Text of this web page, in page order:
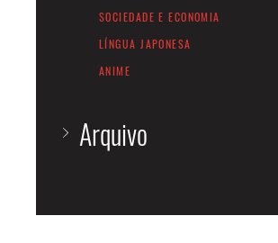
SOCIEDADE E ECONOMIA
LÍNGUA JAPONESA
ANIME
Arquivo